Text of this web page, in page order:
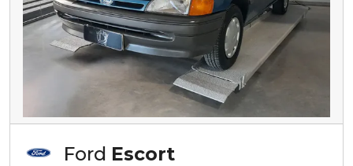
Ford Escort